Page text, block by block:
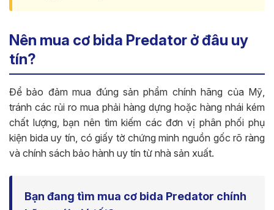
Nên mua cơ bida Predator ở đâu uy
tín?
Để bảo đảm mua đúng sản phẩm chính hãng của Mỹ,
tránh các rủi ro mua phải hàng dựng hoặc hàng nhái kém
chất lượng, bạn nên tìm kiếm các đơn vị phân phối phụ
kiện bida uy tín, có giấy tờ chứng minh nguồn gốc rõ ràng
và chính sách bảo hành uy tín từ nhà sản xuất.
Bạn đang tìm mua cơ bida Predator chính